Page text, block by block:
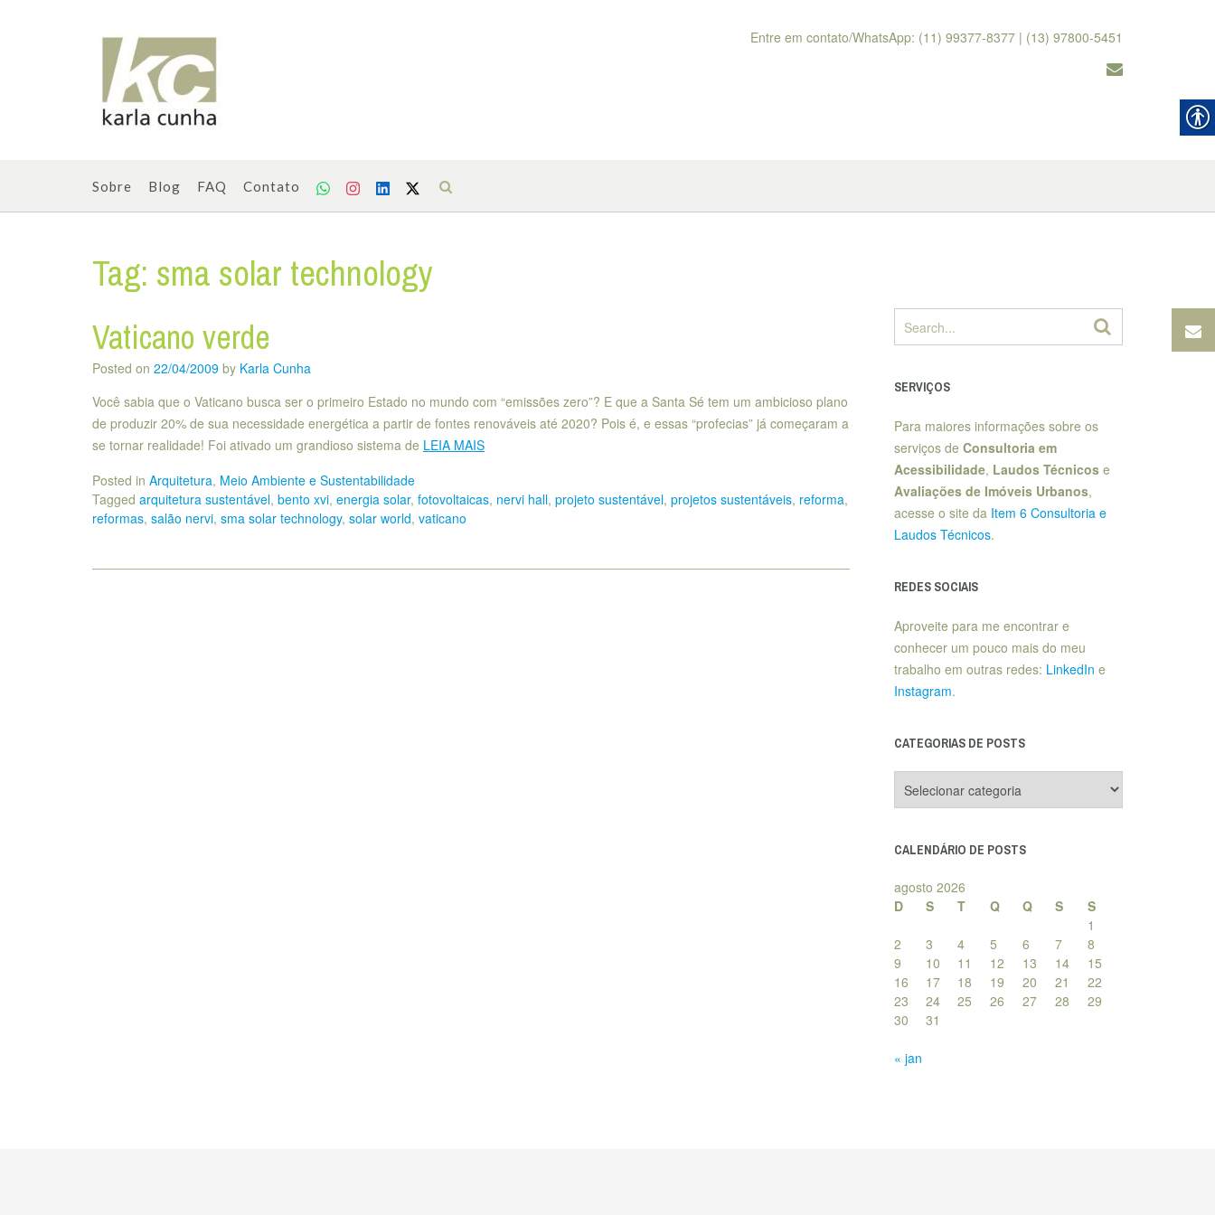
Entre em contato/WhatsApp: (11) 99377-8377 | (13) 97800-5451
Sobre Blog FAQ Contato
Tag: sma solar technology
Vaticano verde
Posted on 22/04/2009 by Karla Cunha
Você sabia que o Vaticano busca ser o primeiro Estado no mundo com “emissões zero”? E que a Santa Sé tem um ambicioso plano
de produzir 20% de sua necessidade energética a partir de fontes renováveis até 2020? Pois é, e essas “profecias” já começaram a
se tornar realidade! Foi ativado um grandioso sistema de LEIA MAIS
Posted in Arquitetura, Meio Ambiente e Sustentabilidade
Tagged arquitetura sustentável, bento xvi, energia solar, fotovoltaicas, nervi hall, projeto sustentável, projetos sustentáveis, reforma,
reformas, salão nervi, sma solar technology, solar world, vaticano
SERVIÇOS
Para maiores informações sobre os
serviços de Consultoria em
Acessibilidade, Laudos Técnicose
Avaliações de Imóveis Urbanos,
acesse o site da Item 6 Consultoria e
Laudos Técnicos.
REDES SOCIAIS
Aproveite para me encontrar e
conhecer um pouco mais do meu
trabalho em outras redes: LinkedIn e
Instagram.
CATEGORIAS DE POSTS
de
CALENDÁRIO DE POSTS
agosto 2026
D
S T Q Q S
S
1
2
3 4 5 6 7
8
9
10 11 12 13 14
15
16
17 18 19 20 21
22
23
24 25 26 27 28
29
30
31
« jan